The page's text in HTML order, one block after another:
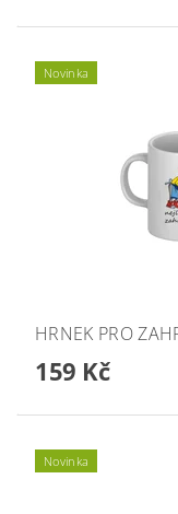
Novinka
HRNEK PRO
159 Kč
Novinka